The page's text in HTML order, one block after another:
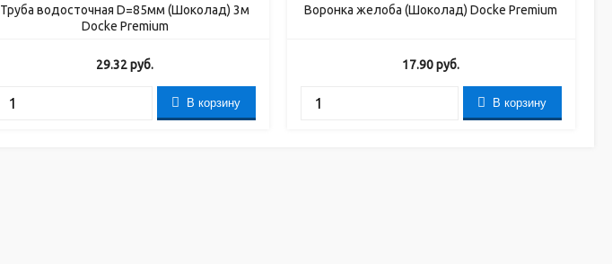
Труба водосточная D=85мм (Шоколад) 3м
Docke Premium
29.32руб.
В корзину
Воронка желоба (Шоколад) Docke Premium
17.90руб.
В корзину